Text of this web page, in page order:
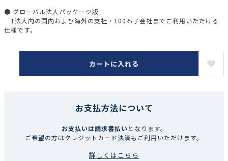
● グローバル法人パッケージ版
1法人内の国内および海外の支社・100％子会社までご利用いただける
仕様です。
カートに入れる
お支払方法について
お支払いは請求書払いとなります。
ご希望の方はクレジットカード決済もご利用いただけます。
詳しくはこちら